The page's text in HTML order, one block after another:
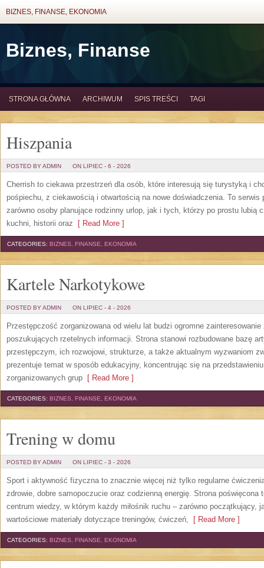
BIZNES, FINANSE, EKONOMIA
Biznes, Finanse
STRONA GŁÓWNA ARCHIWUM SPIS TREŚCI TAGI
Hiszpania
POSTED BY ADMIN ON LIPIEC - 6 - 2026
Cherrish to ciekawa przestrzeń dla osób, które interesują się turystyką i
pośpiechu, z ciekawością i otwartością na nowe doświadczenia. To
zarówno osoby planujące rodzinny urlop, jak i tych, którzy po prostu lubią
kuchni, historii oraz [ Read More ]
CATEGORIES: BIZNES, FINANSE, EKONOMIA
Kartele Narkotykowe
POSTED BY ADMIN ON LIPIEC - 4 - 2026
Przestępczość zorganizowana od wielu lat budzi ogromne
poszukujących rzetelnych informacji. Strona stanowi rozbudowane bazę
przestępczym, ich rozwojowi, strukturze, a także aktualnym wyzwaniom
prezentuje temat w sposób edukacyjny, koncentrując się na
zorganizowanych grup [ Read More ]
CATEGORIES: BIZNES, FINANSE, EKONOMIA
Trening w domu
POSTED BY ADMIN ON LIPIEC - 3 - 2026
Sport i aktywność fizyczna to znacznie więcej niż tylko regularne
zdrowie, dobre samopoczucie oraz codzienną energię. Strona poświęcona
centrum wiedzy, w którym każdy miłośnik ruchu – zarówno początkujący,
wartościowe materiały dotyczące treningów, ćwiczeń, [ Read More ]
CATEGORIES: BIZNES, FINANSE, EKONOMIA